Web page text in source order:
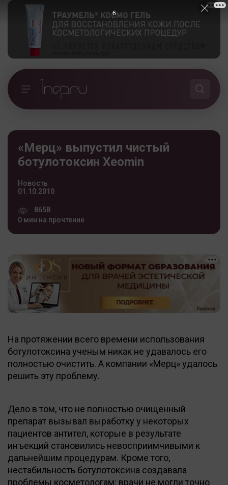
«Мерц» выпустил чистый
ботулотоксин Xeomin
Новость
01.10.2010
8658
0 мин на прочтение
На протяжении всего времени использования
ботулотоксина ученым никак не удавалось его
полностью очистить. А компании «Мерц» удалось
решить эту проблему.
Дело в том, что не полностью очищенный
препарат вызывал выработку у некоторых
пациентов антител, которые в результате
инъекций становились невосприимчивыми к
дальнейшим процедурам. Кроме того,
нестабильность ботулотоксина создавала
проблемы косметологам: врачи не могли точно
5